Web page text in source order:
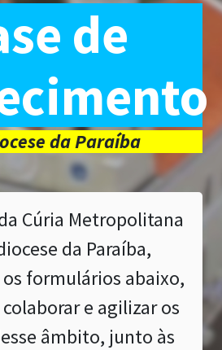
de
da Paraíba
Cúria Metropolitana
da Paraíba,
formulários abaixo,
e agilizar os
âmbito, junto às